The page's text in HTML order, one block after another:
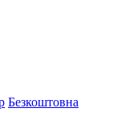
Безкоштовна